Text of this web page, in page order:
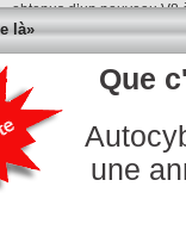
obtenus d’un nouveau V8
Ce moteur est doté d’un
le compresseur afin
sont proposés: 4
compresseur inactif, ou 8
La boîte manuelle à 7
ajustement désactivable
La Z06 peut aussi
commandées en mode
là»
Que
une